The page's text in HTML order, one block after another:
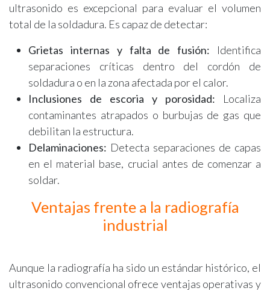
ultrasonido es excepcional para evaluar el volumen
total de la soldadura. Es capaz de detectar:
Grietas internas y falta de fusión: Identifica
separaciones críticas dentro del cordón de
soldadura o en la zona afectada por el calor.
Inclusiones de escoria y porosidad: Localiza
contaminantes atrapados o burbujas de gas que
debilitan la estructura.
Delaminaciones: Detecta separaciones de capas
en el material base, crucial antes de comenzar a
soldar.
Ventajas frente a la radiografía
industrial
Aunque la radiografía ha sido un estándar histórico, el
ultrasonido convencional ofrece ventajas operativas y